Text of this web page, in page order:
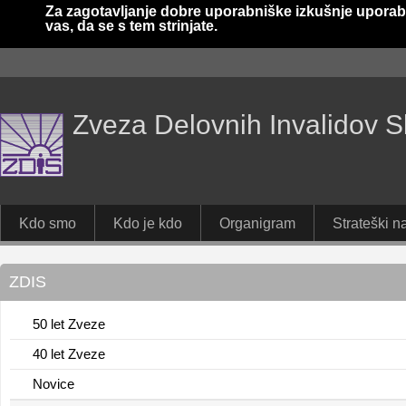
Za zagotavljanje dobre uporabniške izkušnje
vas, da se s tem strinjate.
Zveza Delovnih Invalidov
Kdo smo Kdo je kdo Organigram Strateški
ZDIS
50 let Zveze
40 let Zveze
Novice